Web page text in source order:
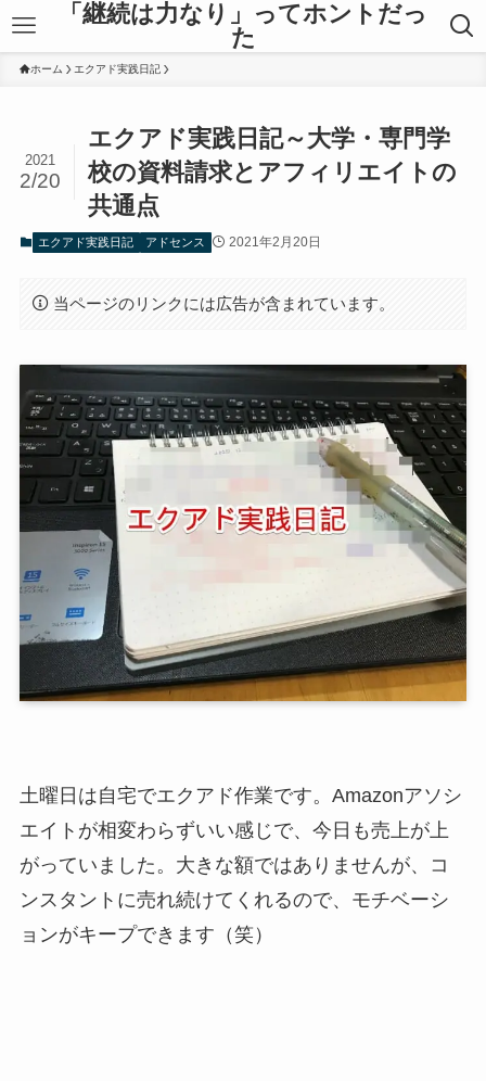
「継続は力なり」ってホントだっ
た
ホーム エクアド実践日記
エクアド実践日記～大学・専門学
校の資料請求とアフィリエイトの
共通点
2021
2/20
エクアド実践日記 アドセンス 2021年2月20日
当ページのリンクには広告が含まれています。
土曜日は自宅でエクアド作業です。Amazonアソシ
エイトが相変わらずいい感じで、今日も売上が上
がっていました。大きな額ではありませんが、コ
ンスタントに売れ続けてくれるので、モチベーシ
ョンがキープできます（笑）